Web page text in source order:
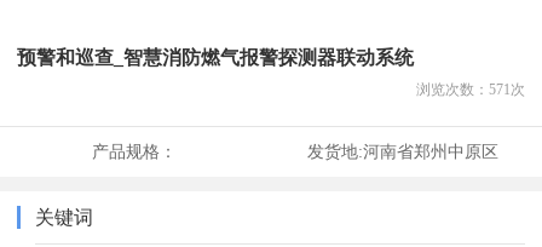
预警和巡查_智慧消防燃气报警探测器联动系统
浏览次数： 571 次
产品规格： 发货地:河南省郑州中原区
关键词